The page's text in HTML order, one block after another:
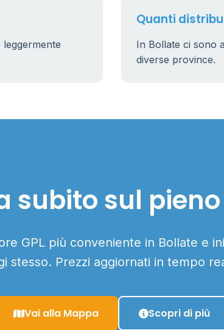
leggermente
Quanti
In Bollate ci sono
diverse province.
subito sul
GPL più conveniente in Bollate e
stesso. Prezzi aggiornati in tempo
Vai alla Mappa Scopri di più